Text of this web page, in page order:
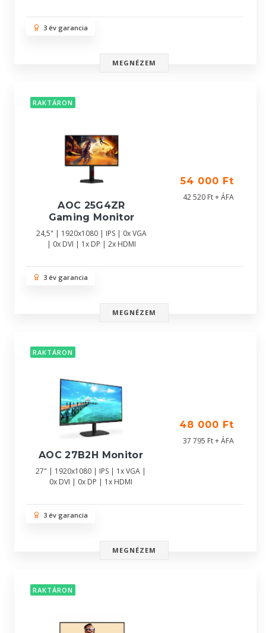
3 év garancia
MEGNÉZEM
RAKTÁRON
AOC 25G4ZR
Gaming Monitor
24,5" | 1920x1080 | IPS | 0x VGA
| 0x DVI | 1x DP | 2x HDMI
54 000 Ft
42 520 Ft + ÁFA
3 év garancia
MEGNÉZEM
RAKTÁRON
AOC 27B2H Monitor
27" | 1920x1080 | IPS | 1x VGA |
0x DVI | 0x DP | 1x HDMI
48 000 Ft
37 795 Ft + ÁFA
3 év garancia
MEGNÉZEM
RAKTÁRON